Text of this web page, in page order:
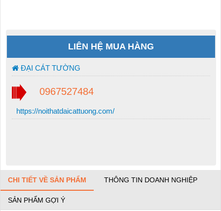
LIÊN HỆ MUA HÀNG
ĐẠI CÁT TƯỜNG
0967527484
https://noithatdaicattuong.com/
CHI TIẾT VỀ SẢN PHẨM THÔNG TIN DOANH NGHIỆP
SẢN PHẨM GỢI Ý